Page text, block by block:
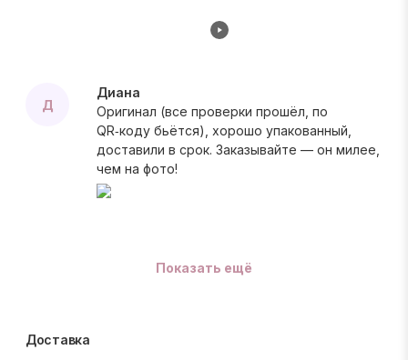
Д
Диана
Оригинал (все проверки прошёл, по
QR‑коду бьётся), хорошо упакованный,
доставили в срок. Заказывайте — он милее,
чем на фото!
Показать ещё
Доставка